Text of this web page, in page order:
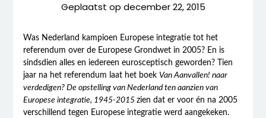
Geplaatst op december 22, 2015
Was Nederland kampioen Europese integratie tot het
referendum over de Europese Grondwet in 2005? En is
sindsdien alles en iedereen eurosceptisch geworden? Tien
jaar na het referendum laat het boek Van Aanvallen! naar
verdedigen? De opstelling van Nederland ten aanzien van
Europese integratie, 1945-2015 zien dat er voor én na 2005
verschillend tegen Europese integratie werd aangekeken.